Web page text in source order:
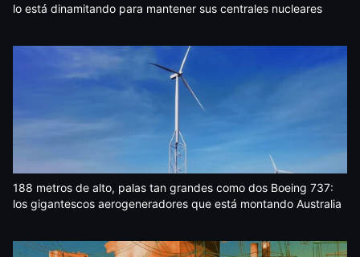
lo está dinamitando para mantener sus centrales nucleares
188 metros de alto, palas tan grandes como dos Boeing 737:
los gigantescos aerogeneradores que está montando Australia